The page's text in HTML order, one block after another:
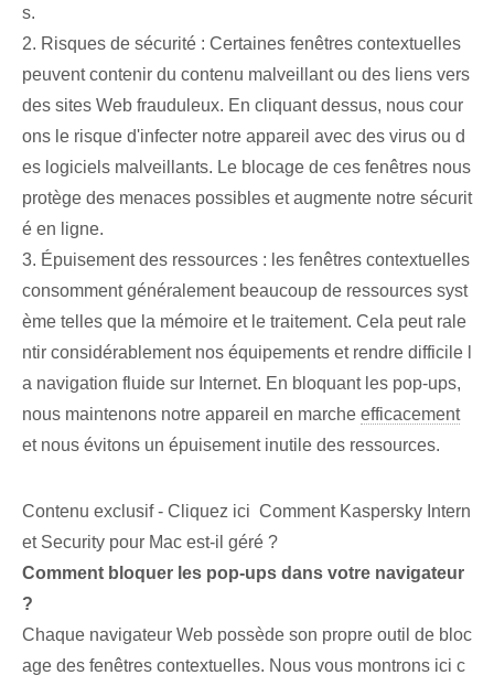
s.
2. Risques de sécurité : Certaines fenêtres contextuelles
peuvent contenir du contenu malveillant ou des liens vers
des sites Web frauduleux. En cliquant dessus, nous cour
ons le risque d'infecter notre appareil avec des virus ou d
es logiciels malveillants. Le blocage de ces fenêtres nous
protège des menaces possibles et augmente notre sécurit
é en ligne.
3. Épuisement des ressources : les fenêtres contextuelles
consomment généralement beaucoup de ressources syst
ème telles que la mémoire et le traitement. Cela peut rale
ntir considérablement nos équipements et rendre difficile l
a navigation fluide sur Internet. En bloquant les pop-ups,
nous maintenons notre appareil en marche efficacement
et nous évitons un épuisement inutile des ressources.
Contenu exclusif - Cliquez ici Comment Kaspersky Intern
et Security pour Mac est-il géré ?
Comment bloquer les pop-ups dans votre navigateur
?
Chaque navigateur Web possède son propre outil de bloc
age des fenêtres contextuelles. Nous vous montrons ici c